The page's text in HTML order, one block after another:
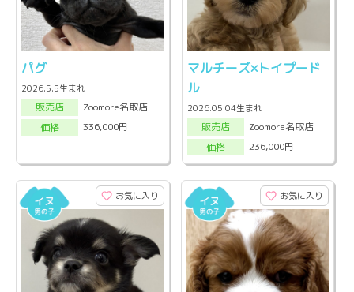
パグ
2026.5.5生まれ
販売店
Zoomore名取店
価格
336,000円
マルチーズ×トイプード
ル
2026.05.04生まれ
販売店
Zoomore名取店
価格
236,000円
お気に入り お気に入り